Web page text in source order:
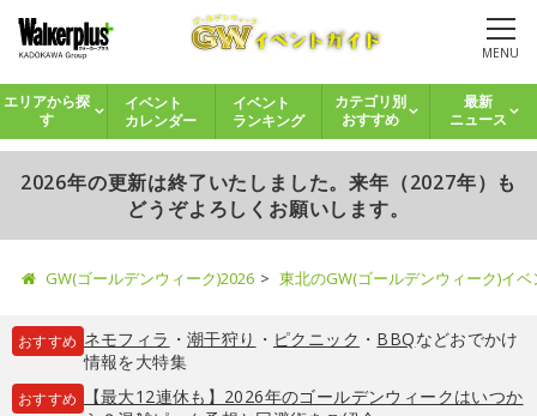
MENU
エリアから探
す
イベント
カレンダー
イベント
ランキング
カテゴリ別
おすすめ
最新
ニュース
2026年の更新は終了いたしました。来年（2027年）も
どうぞよろしくお願いします。
GW(ゴールデンウィーク)2026 東北のGW(ゴールデンウィーク)イ
おすすめ ネモフィラ ・ 潮干狩り ・ ピクニック ・ BBQなどおでかけ
情報を大特集
おすすめ
【最大12連休も】2026年のゴールデンウィークはいつか